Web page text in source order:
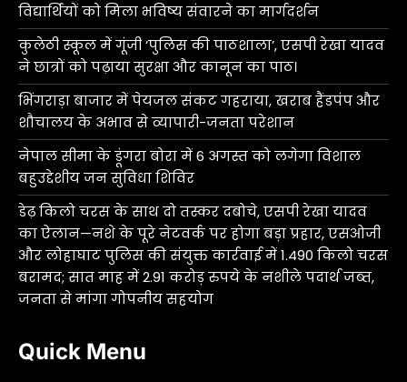
विद्यार्थियों को मिला भविष्य संवारने का मार्गदर्शन
कुलेठी स्कूल में गूंजी ‘पुलिस की पाठशाला’, एसपी रेखा यादव
ने छात्रों को पढ़ाया सुरक्षा और कानून का पाठ।
भिंगराड़ा बाजार में पेयजल संकट गहराया, खराब हैंडपंप और
शौचालय के अभाव से व्यापारी-जनता परेशान
नेपाल सीमा के डूंगरा बोरा में 6 अगस्त को लगेगा विशाल
बहुउद्देशीय जन सुविधा शिविर
डेढ़ किलो चरस के साथ दो तस्कर दबोचे, एसपी रेखा यादव
का ऐलान—नशे के पूरे नेटवर्क पर होगा बड़ा प्रहार, एसओजी
और लोहाघाट पुलिस की संयुक्त कार्रवाई में 1.490 किलो चरस
बरामद; सात माह में 2.91 करोड़ रुपये के नशीले पदार्थ जब्त,
जनता से मांगा गोपनीय सहयोग
Quick Menu